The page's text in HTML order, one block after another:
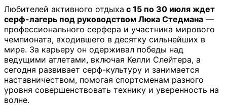
Любителей активного отдыха с 15 по 30 июля ждет
серф-лагерь под руководством Люка Стедмана —
профессионального серфера и участника мирового
чемпионата, входившего в десятку сильнейших в
мире. За карьеру он одерживал победы над
ведущими атлетами, включая Келли Слейтера, а
сегодня развивает серф-культуру и занимается
наставничеством, помогая спортсменам разного
уровня совершенствовать технику и уверенность на
волне.